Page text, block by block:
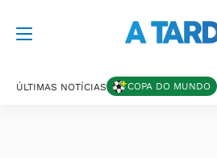
ÚLTIMAS NOTÍCIAS COPA DO MUNDO